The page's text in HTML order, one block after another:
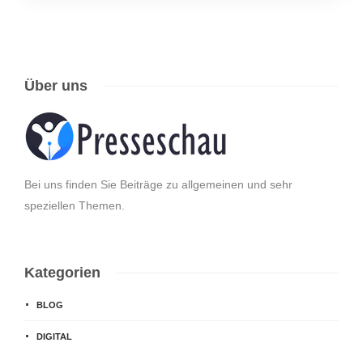
Über uns
Bei uns finden Sie Beiträge zu allgemeinen und sehr
speziellen Themen.
Kategorien
BLOG
DIGITAL